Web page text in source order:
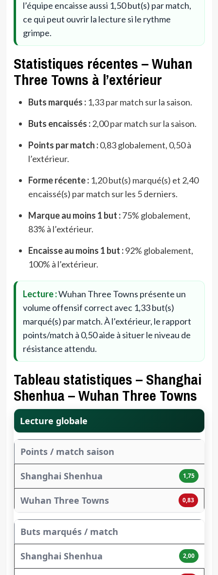
l’équipe encaisse aussi 1,50 but(s) par match,
ce qui peut ouvrir la lecture si le rythme
grimpe.
Statistiques récentes – Wuhan
Three Towns à l’extérieur
Buts marqués :1,33 par match sur la saison.
Buts encaissés :2,00 par match sur la saison.
Points par match :0,83 globalement, 0,50 à
l’extérieur.
Forme récente :1,20 but(s) marqué(s) et 2,40
encaissé(s) par match sur les 5 derniers.
Marque au moins 1 but :75% globalement,
83% à l’extérieur.
Encaisse au moins 1 but :92% globalement,
100% à l’extérieur.
Lecture :Wuhan Three Towns présente un
volume offensif correct avec 1,33 but(s)
marqué(s) par match. À l’extérieur, le rapport
points/match à 0,50 aide à situer le niveau de
résistance attendu.
Tableau statistiques – Shanghai
Shenhua – Wuhan Three Towns
Lecture globale
Points / match saison
1,75
0,83
Buts marqués / match
2,00